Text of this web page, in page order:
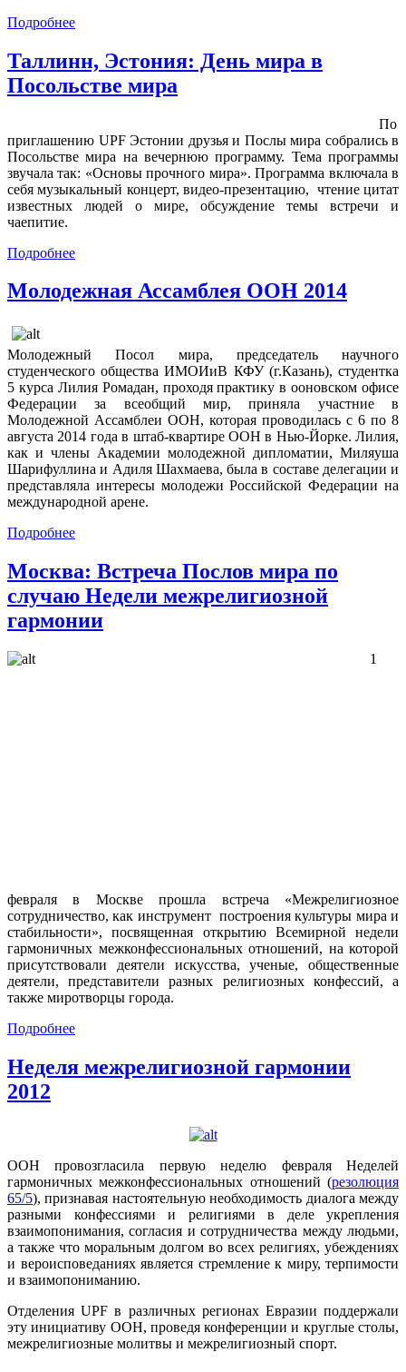
Подробнее
Таллинн, Эстония: День мира в
Посольстве мира
По
приглашению UPF Эстонии друзья и Послы мира собрались в
Посольстве мира на вечернюю программу. Тема программы
звучала так: «Основы прочного мира». Программа включала в
себя музыкальный концерт, видео-презентацию, чтение цитат
известных людей о мире, обсуждение темы встречи и
чаепитие.
Подробнее
Молодежная Ассамблея ООН 2014
Молодежный Посол мира, председатель научного
студенческого общества ИМОИиВ КФУ (г.Казань), студентка
5 курса Лилия Ромадан, проходя практику в ооновском офисе
Федерации за всеобщий мир, приняла участние в
Молодежной Ассамблеи ООН, которая проводилась с 6 по 8
августа 2014 года в штаб-квартире ООН в Нью-Йорке. Лилия,
как и члены Академии молодежной дипломатии, Миляуша
Шарифуллина и Адиля Шахмаева, была в составе делегации и
представляла интересы молодежи Российской Федерации на
международной арене.
Подробнее
Москва: Встреча Послов мира по
случаю Недели межрелигиозной
гармонии
1
февраля в Москве прошла встреча «Межрелигиозное
сотрудничество, как инструмент построения культуры мира и
стабильности», посвященная открытию Всемирной недели
гармоничных межконфессиональных отношений, на которой
присутствовали деятели искусства, ученые, общественные
деятели, представители разных религиозных конфессий, а
также миротворцы города.
Подробнее
Неделя межрелигиозной гармонии
2012
ООН провозгласила первую неделю февраля Неделей
гармоничных межконфессиональных отношений (резолюция
65/5), признавая настоятельную необходимость диалога между
разными конфессиями и религиями в деле укрепления
взаимопонимания, согласия и сотрудничества между людьми,
а также что моральным долгом во всех религиях, убеждениях
и вероисповеданиях является стремление к миру, терпимости
и взаимопониманию.
Отделения UPF в различных регионах Евразии поддержали
эту инициативу ООН, проведя конференции и круглые столы,
межрелигиозные молитвы и межрелигиозный спорт.